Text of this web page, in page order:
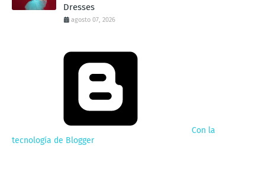
Dresses
agosto 07, 2026
Con la
tecnología de Blogger